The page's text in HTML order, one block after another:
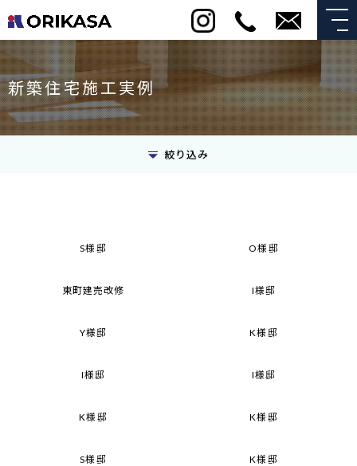
新築住宅施工実例
絞り込み
S様邸 O様邸
東町建売改修 I様邸
Y様邸 K様邸
I様邸 I様邸
K様邸 K様邸
S様邸 K様邸